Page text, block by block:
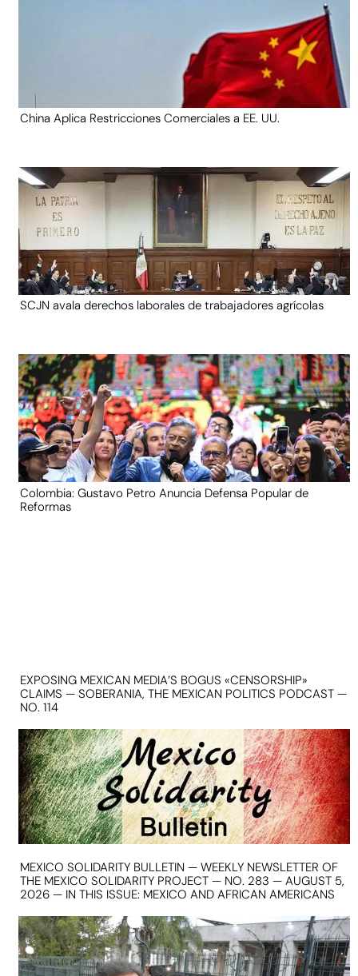
China Aplica Restricciones Comerciales a EE. UU.
SCJN avala derechos laborales de trabajadores agrícolas
Colombia: Gustavo Petro Anuncia Defensa Popular de
Reformas
EXPOSING MEXICAN MEDIA’S BOGUS «CENSORSHIP»
CLAIMS — SOBERANIA, THE MEXICAN POLITICS PODCAST —
NO. 114
MEXICO SOLIDARITY BULLETIN — WEEKLY NEWSLETTER OF
THE MEXICO SOLIDARITY PROJECT — NO. 283 — AUGUST 5,
2026 — IN THIS ISSUE: MEXICO AND AFRICAN AMERICANS